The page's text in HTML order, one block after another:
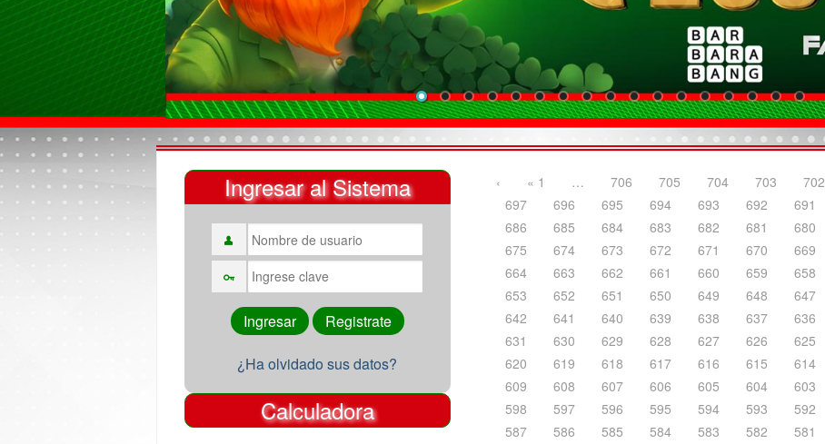
Ingresar al Sistema
¿Ha olvidado sus datos?
Calculadora
‹ « 1 … 706 705 704 703 702
697
696 695 694 693 692 691
686
685 684 683 682 681 680
675
674 673 672 671 670 669
664
663 662 661 660 659 658
653
652 651 650 649 648 647
642
641 640 639 638 637 636
631
630 629 628 627 626 625
620
619 618 617 616 615 614
609
608 607 606 605 604 603
598
597 596 595 594 593 592
587
586 585 584 583 582 581